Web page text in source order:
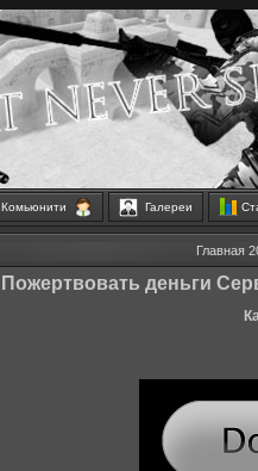
Комьюнити Галереи
Главная
Пожертвовать деньги